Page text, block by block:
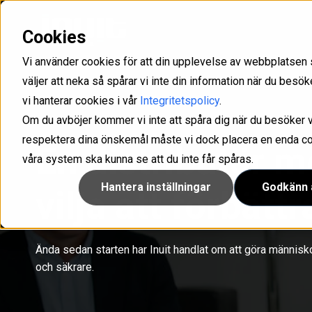
Cookies
Vi använder cookies för att din upplevelse av webbplatsen
väljer att neka så spårar vi inte din information när du
vi hanterar cookies i vår Integritetspolicy.
Om du avböjer kommer vi inte att spåra dig när du besöker
respektera dina önskemål måste vi dock placera en enda
våra system ska kunna se att du inte får spåras.
Hantera inställningar Godkänn
En distributör
vilja att
Ända sedan starten har Inuit handlat om att göra
och säkrare.